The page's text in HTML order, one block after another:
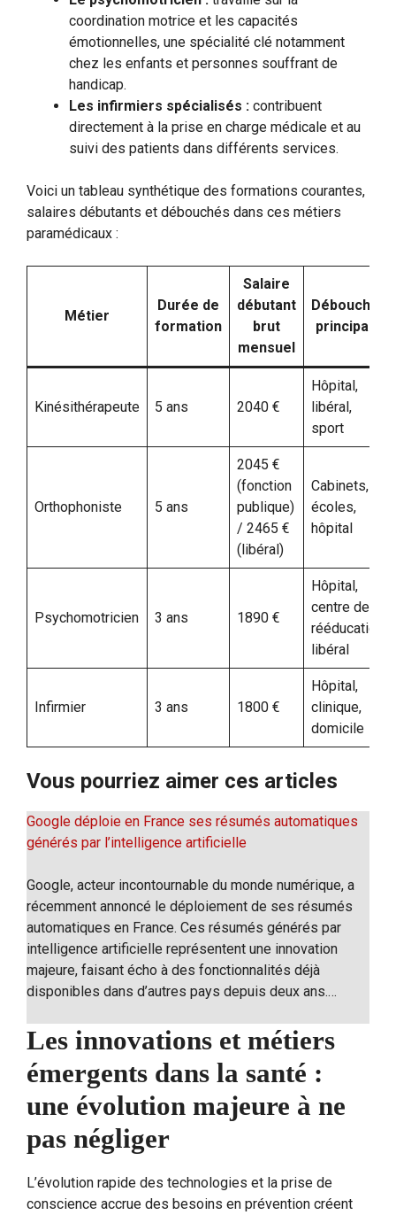
coordination motrice et les capacités
émotionnelles, une spécialité clé notamment
chez les enfants et personnes souffrant de
handicap.
Les infirmiers spécialisés : contribuent
directement à la prise en charge médicale et au
suivi des patients dans différents services.
Voici un tableau synthétique des formations courantes,
salaires débutants et débouchés dans ces métiers
paramédicaux :
Métier
Durée de
formation
Salaire
débutant
brut
mensuel
Débouchés
principaux
Kinésithérapeute 5 ans 2040 €
Hôpital,
libéral,
sport
Orthophoniste 5 ans
2045 €
(fonction
publique)
/ 2465 €
(libéral)
Cabinets,
écoles,
hôpital
Psychomotricien 3 ans 1890 €
Hôpital,
centre de
rééducation,
libéral
Infirmier 3 ans 1800 €
Hôpital,
clinique,
domicile
Vous pourriez aimer ces articles
Google déploie en France ses résumés automatiques
générés par l’intelligence artificielle
Google, acteur incontournable du monde numérique, a
récemment annoncé le déploiement de ses résumés
automatiques en France. Ces résumés générés par
intelligence artificielle représentent une innovation
majeure, faisant écho à des fonctionnalités déjà
disponibles dans d’autres pays depuis deux ans.…
Les innovations et métiers
émergents dans la santé :
une évolution majeure à ne
pas négliger
L’évolution rapide des technologies et la prise de
conscience accrue des besoins en prévention créent